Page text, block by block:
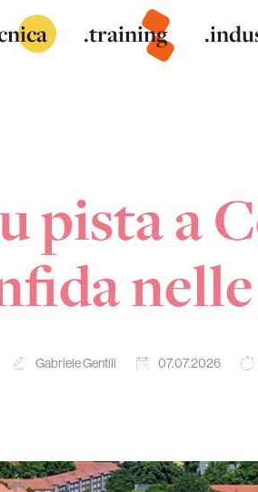
.training
pista a
Gabriele Gentili 07.07.2026